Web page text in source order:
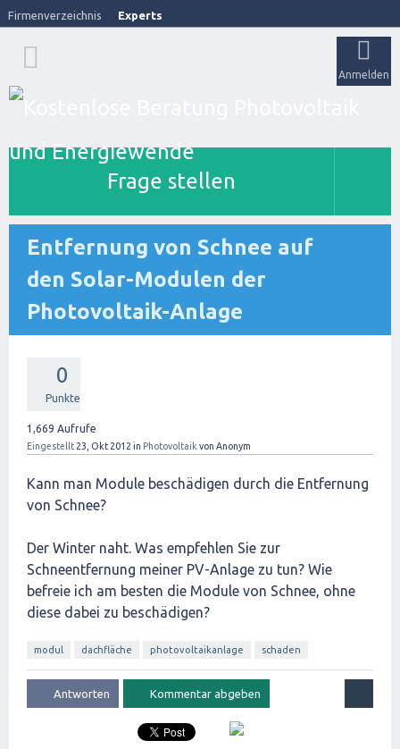
Firmenverzeichnis Experts
Anmelden
Frage stellen
Entfernung von Schnee auf
den Solar-Modulen der
Photovoltaik-Anlage
0
Punkte
1,669 Aufrufe
Eingestellt 23, Okt 2012 in Photovoltaik von Anonym
Kann man Module beschädigen durch die Entfernung
von Schnee?
Der Winter naht. Was empfehlen Sie zur
Schneentfernung meiner PV-Anlage zu tun? Wie
befreie ich am besten die Module von Schnee, ohne
diese dabei zu beschädigen?
modul dachfläche photovoltaikanlage schaden